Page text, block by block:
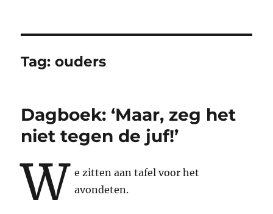
Tag:ouders
Dagboek: ‘Maar, zeg het
niet tegen de juf!’
W e zitten aan tafel voor het
avondeten.